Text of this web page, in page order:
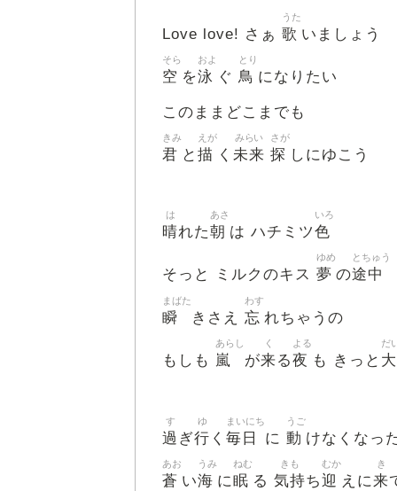
Love love! さぁ 歌
うた
いましょう
空
そら
を泳
およ
ぐ 鳥
とり
になりたい
このままどこまでも
君
きみ
と 描
えが
く 未来
みらい
探
さが
しにゆこう
晴
は
れた朝
あさ
は ハチミツ色
いろ
そっと ミルクのキス 夢
ゆめ
の途中
とちゅう
瞬
まばた
きさえ 忘
わす
れちゃうの
もしも 嵐
あらし
が来
く
る夜
よる
も きっと
だ
過
す
ぎ行
ゆ
く 毎日
まいにち
に 動
うご
けなくなっ
蒼
あお
い海
うみ
に眠
ねむ
る 気持
きも
ち迎
むか
えに来
き